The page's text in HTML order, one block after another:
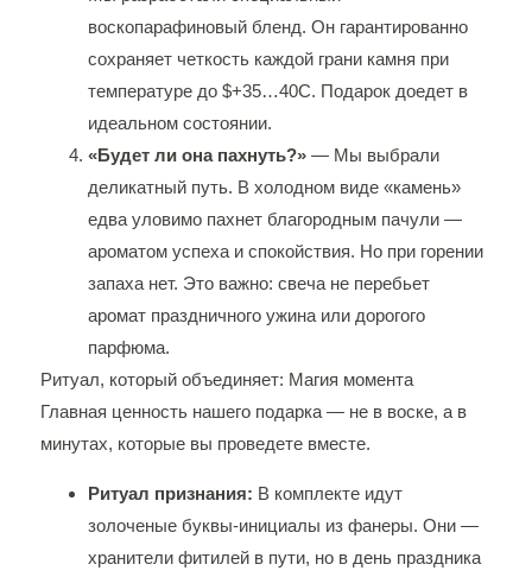
воскопарафиновый бленд. Он гарантированно
сохраняет четкость каждой грани камня при
температуре до $+35…40C. Подарок доедет в
идеальном состоянии.
«Будет ли она пахнуть?» — Мы выбрали
деликатный путь. В холодном виде «камень»
едва уловимо пахнет благородным пачули —
ароматом успеха и спокойствия. Но при горении
запаха нет. Это важно: свеча не перебьет
аромат праздничного ужина или дорогого
парфюма.
Ритуал, который объединяет: Магия момента
Главная ценность нашего подарка — не в воске, а в
минутах, которые вы проведете вместе.
Ритуал признания: В комплекте идут
золоченые буквы-инициалы из фанеры. Они —
хранители фитилей в пути, но в день праздника